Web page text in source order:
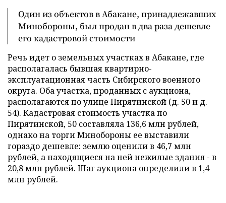
Один из объектов в Абакане, принадлежавших
Минобороны, был продан в два раза дешевле
его кадастровой стоимости
Речь идет о земельных участках в Абакане, где
располагалась бывшая квартирно-
эксплуатационная часть Сибирского военного
округа. Оба участка, проданных с аукциона,
располагаются по улице Пирятинской (д. 50 и д.
54). Кадастровая стоимость участка по
Пирятинской, 50 составляла 136,6 млн рублей,
однако на торги Минобороны ее выставили
гораздо дешевле: землю оценили в 46,7 млн
рублей, а находящиеся на ней нежилые здания - в
20,8 млн рублей. Шаг аукциона определили в 1,4
млн рублей.